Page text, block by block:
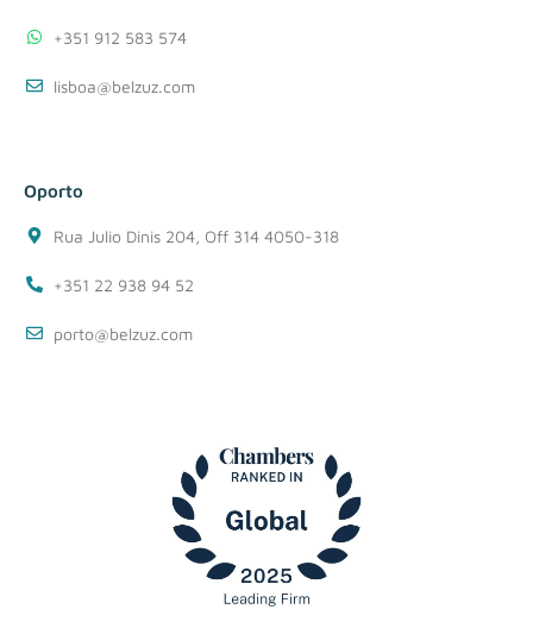
+351 912 583 574
lisboa@belzuz.com
Oporto
Rua Julio Dinis 204, Off 314 4050-318
+351 22 938 94 52
porto@belzuz.com